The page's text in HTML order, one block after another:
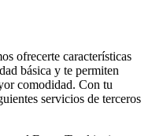
ofrecerte características
básica y te permiten
comodidad. Con tu
servicios de terceros